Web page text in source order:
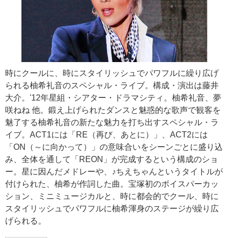
時にクールに、時にスタイリッシュでパワフルに繰り広げ
られる柚希礼音のスペシャル・ライブ。構成・演出は藤井
大介。'12年星組・シアター・ドラマシティ。柚希礼音、夢
咲ねね 他。鍛え上げられたダンスと魅惑的な歌声で観客を
魅了する柚希礼音の新たな魅力を打ち出すスペシャル・ラ
イブ。ACT1には「RE（再び、あとに）」、ACT2には
「ON（～に向かって）」の意味合いをシーンごとに盛り込
み、全体を通して「REON」が完成するという構成のショ
ー。星に因んだメドレーや、♪ちえちゃんというタイトルが
付けられた、柚希が作詞した曲。宝塚初のボイスパーカッ
ション、ミニミュージカルと、時に都会的でクール、時に
スタイリッシュでパワフルに柚希渾身のステージが繰り広
げられる。